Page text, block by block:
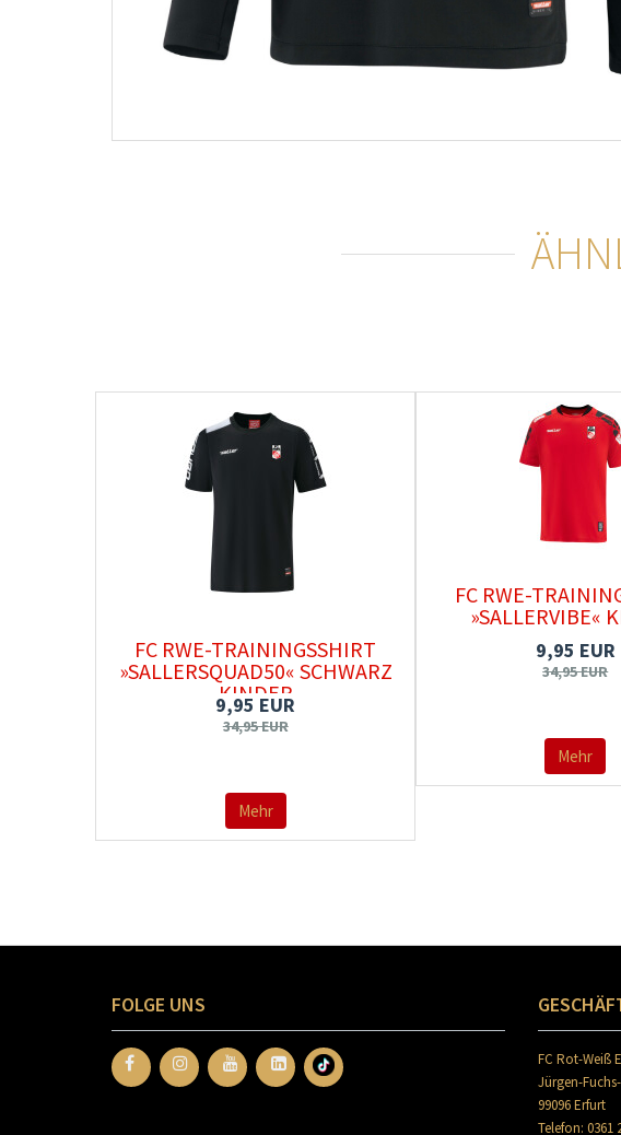
FC RWE-TRAININGSSHIRT
»SALLERSQUAD50« SCHWARZ
KINDER
9,95 EUR
34,95 EUR
Mehr
FC RWE-
»SALLERVIBE«
9,95 EUR
34,95 EUR
Mehr
FOLGE UNS
FC Rot-Weiß
Jürgen-
99096 Erfurt
Telefon: 0361